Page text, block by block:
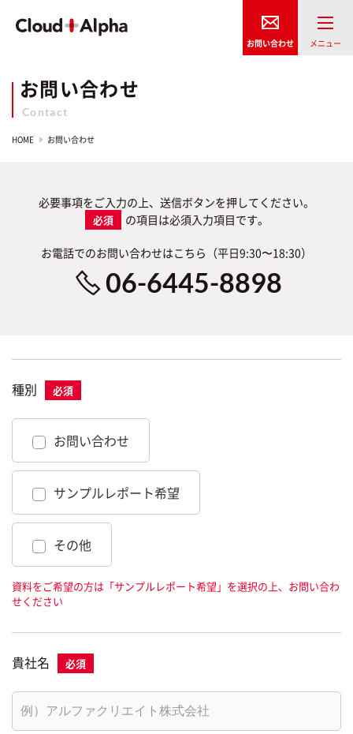
お問い合わせ
Contact
HOME お問い合わせ
必要事項をご入力の上、送信ボタンを押してください。
の項目は必須入力項目です。
お電話でのお問い合わせはこちら（平日9:30〜18:30）
06-6445-8898
種別
お問い合わせ
サンプルレポート希望
その他
資料をご希望の方は「サンプルレポート希望」を選択の上、お問い合わ
せください
貴社名